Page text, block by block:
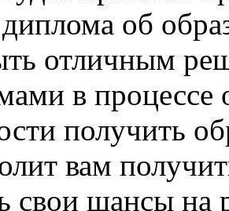
об
отличным
в процессе
получить
вам
свои шансы на